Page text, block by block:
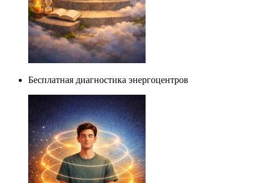
Бесплатная диагностика энергоцентров